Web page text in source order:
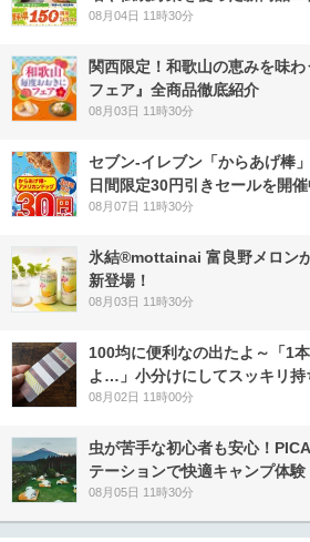
08月04日 11時30分
関西限定！和歌山の恵みを味
フェア』全商品徹底紹介
08月03日 11時30分
セブン‐イレブン「からあげ棒
日間限定30円引きセールを開催
08月07日 11時30分
氷結®mottainai 富良野メロン
新登場！
08月03日 11時30分
100均に便利なの出たよ～「1
よ…」小分けにしてスッキリ持
08月02日 11時00分
虫が苦手な初心者も安心！
テーションで快適キャンプ体験
08月05日 11時30分